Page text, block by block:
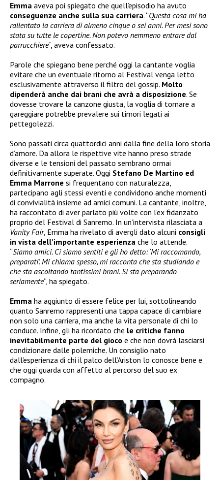
Emma aveva poi spiegato che quell’episodio ha avuto
conseguenze anche sulla sua carriera. “Questa cosa mi ha
rallentato la carriera di almeno cinque o sei anni. Per mesi sono
stata su tutte le copertine. Non potevo nemmeno entrare dal
parrucchiere“, aveva confessato.
Parole che spiegano bene perché oggi la cantante voglia
evitare che un eventuale ritorno al Festival venga letto
esclusivamente attraverso il filtro del gossip. Molto
dipenderà anche dai brani che avrà a disposizione. Se
dovesse trovare la canzone giusta, la voglia di tornare a
gareggiare potrebbe prevalere sui timori legati ai
pettegolezzi.
Sono passati circa quattordici anni dalla fine della loro storia
d’amore. Da allora le rispettive vite hanno preso strade
diverse e le tensioni del passato sembrano ormai
definitivamente superate. Oggi Stefano De Martino ed
Emma Marrone si frequentano con naturalezza,
partecipano agli stessi eventi e condividono anche momenti
di convivialità insieme ad amici comuni. La cantante, inoltre,
ha raccontato di aver parlato più volte con l’ex fidanzato
proprio del Festival di Sanremo. In un’intervista rilasciata a
Vanity Fair, Emma ha rivelato di avergli dato alcuni consigli
in vista dell’importante esperienza che lo attende.
“Siamo amici. Ci siamo sentiti e gli ho detto: ‘Mi raccomando,
preparati’. Mi chiama spesso, mi racconta che sta studiando e
che sta ascoltando tantissimi brani. Si sta preparando
seriamente“, ha spiegato.
Emma ha aggiunto di essere felice per lui, sottolineando
quanto Sanremo rappresenti una tappa capace di cambiare
non solo una carriera, ma anche la vita personale di chi lo
conduce. Infine, gli ha ricordato che le critiche fanno
inevitabilmente parte del gioco e che non dovrà lasciarsi
condizionare dalle polemiche. Un consiglio nato
dall’esperienza di chi il palco dell’Ariston lo conosce bene e
che oggi guarda con affetto al percorso del suo ex
compagno.